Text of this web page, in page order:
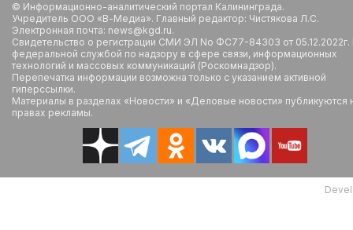
© Информационно-аналитический портал Калининграда.
Учредитель ООО «В-Медиа». Главный редактор: Чистякова Л.С.
Электронная почта: news@kgd.ru.
Свидетельство о регистрации СМИ ЭЛ No ФС77-84303 от
федеральной службой по надзору в сфере связи, информационных
технологий и массовых коммуникаций (Роскомнадзор).
Перепечатка информации возможна только с указанием активной
гиперссылки.
Материалы в разделах «Новости» и «Деловые новости» публикуются
правах рекламы.